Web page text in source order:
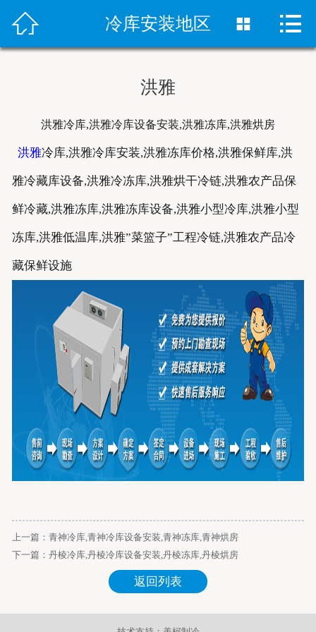
首页
销售网络
新闻资讯
关于我们
 冷库安装地区  
洪雅
洪雅冷库,洪雅冷库设备安装,洪雅冻库,洪雅烘房
洪雅冷库,洪雅冷库安装,洪雅冻库价格,洪雅保鲜库,洪
雅冷藏库设备,洪雅冷冻库,洪雅烘干冷链,洪雅农产品保
鲜冷藏,洪雅冻库,洪雅冻库设备,洪雅小型冷库,洪雅小型
冻库,洪雅低温库,洪雅”菜篮子”工程冷链,洪雅农产品冷
藏保鲜设施
上一篇： 青神冷库,青神冷库设备安装,青神冻库,青神烘房
下一篇： 丹棱冷库,丹棱冷库设备安装,丹棱冻库,丹棱烘房
返回列表